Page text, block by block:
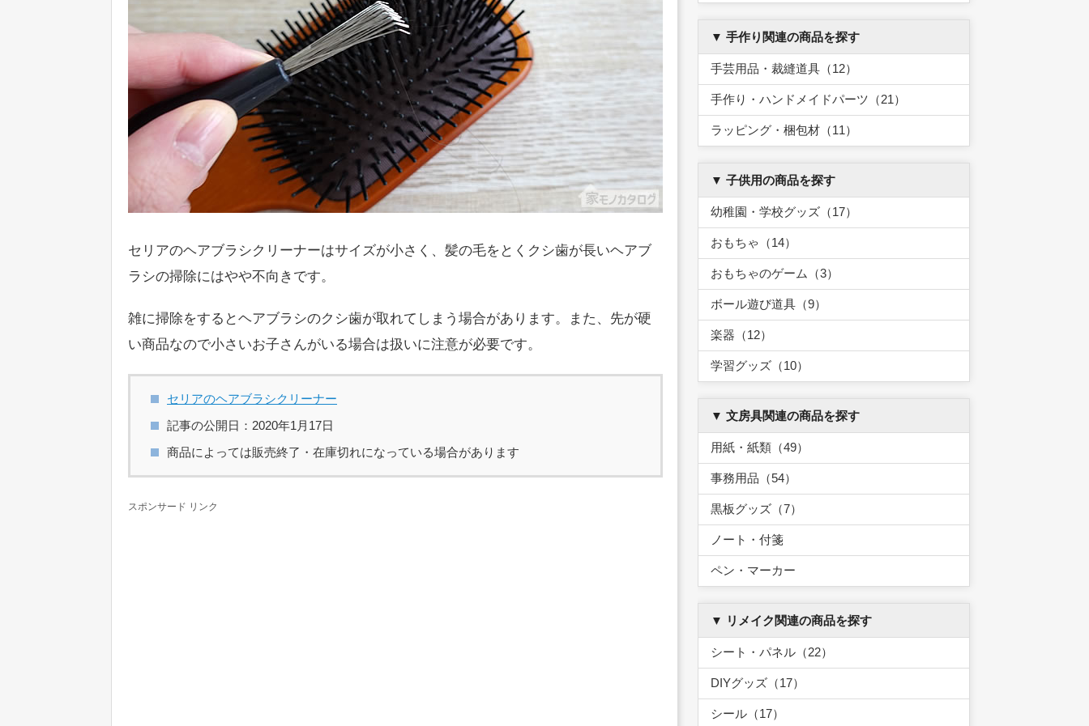
セリアのヘアブラシクリーナーはサイズが小さく、髪の毛をとくクシ歯が長いヘアブ
ラシの掃除にはやや不向きです。
雑に掃除をするとヘアブラシのクシ歯が取れてしまう場合があります。また、先が硬
い商品なので小さいお子さんがいる場合は扱いに注意が必要です。
セリアのヘアブラシクリーナー
記事の公開日：2020年1月17日
商品によっては販売終了・在庫切れになっている場合があります
スポンサード リンク
▼ 手作り関連の商品を探す
手芸用品・裁縫道具（12）
手作り・ハンドメイドパーツ（21）
ラッピング・梱包材（11）
▼ 子供用の商品を探す
幼稚園・学校グッズ（17）
おもちゃ（14）
おもちゃのゲーム（3）
ボール遊び道具（9）
楽器（12）
学習グッズ（10）
▼ 文房具関連の商品を探す
用紙・紙類（49）
事務用品（54）
黒板グッズ（7）
ノート・付箋
ペン・マーカー
▼ リメイク関連の商品を探す
シート・パネル（22）
DIYグッズ（17）
シール（17）